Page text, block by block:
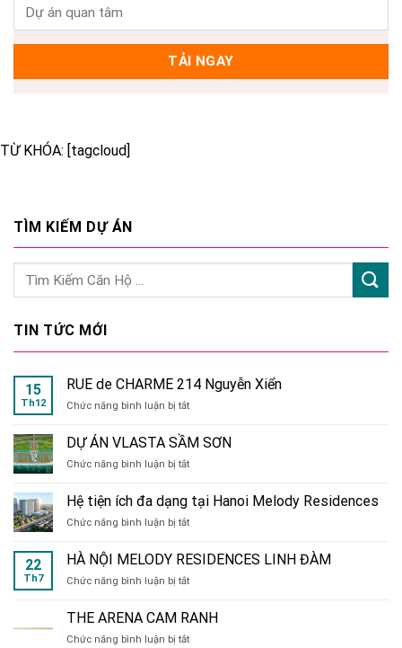
TỪ KHÓA: [tagcloud]
TÌM KIẾM DỰ ÁN
TIN TỨC MỚI
15
Th12
RUE de CHARME 214 Nguyễn Xiển
Chức năng bình luận bị tắtở
de
CHARME
214
Xiển
DỰ ÁN VLASTA SẦM SƠN
Chức năng bình luận bị tắtở
ÁN
VLASTA
SẦM
Hệ tiện ích đa dạng tại Hanoi Melody Residences
Chức năng bình luận bị tắtở
tiện
ích
đa
tại
Melody
22
Th7
HÀ NỘI MELODY RESIDENCES LINH ĐÀM
Chức năng bình luận bị tắtở
NỘI
MELODY
RESIDENCES
THE ARENA CAM RANH
Chức năng bình luận bị tắtở